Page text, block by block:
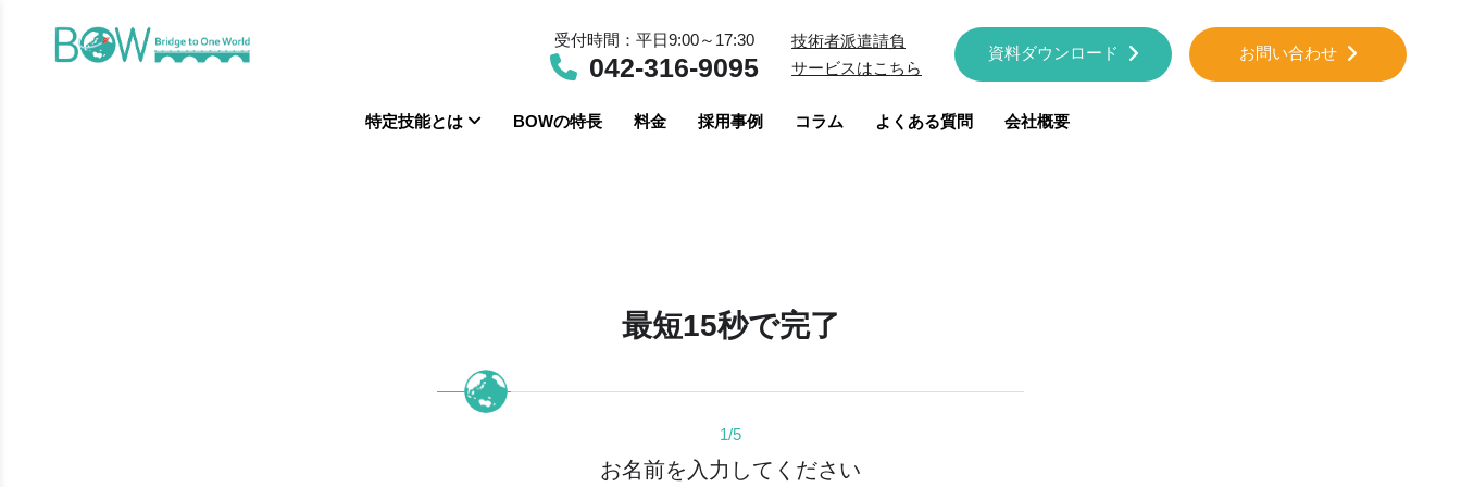
受付時間：平日9:00～17:30
042-316-9095
技術者派遣請負
サービスはこちら
資料ダウンロード お問い合わせ
特定技能とは BOWの特長 料金 採用事例 コラム よくある質問 会社概要
最短15秒で完了​
1/5
お名前を入力してください​​